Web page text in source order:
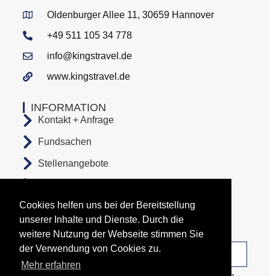
Cookies helfen uns bei der Bereitstellung
unserer Inhalte und Dienste. Durch die
weitere Nutzung der Webseite stimmen Sie
der Verwendung von Cookies zu.
Mehr erfahren
Unsere Abfahrtsorte
INFORMATION
Kontakt + Anfrage
Fundsachen
Stellenangebote
Datenschutz
Oldenburger Allee 11, 30659 Hannover
+49 511 105 34 778
info@kingstravel.de
www.kingstravel.de